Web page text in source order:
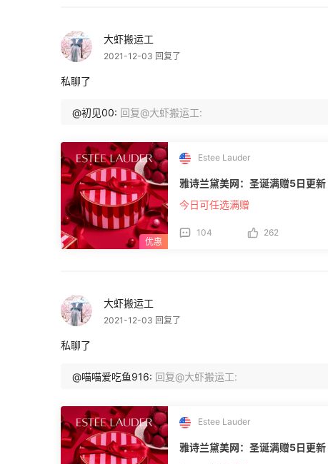
大虾搬运工
2021-12-03 回复了
私聊了
@初见00: 回复@大虾搬运工:
Estee Lauder
雅诗兰黛美网：圣诞满赠5日更新
今日可任选满赠
104 262
大虾搬运工
2021-12-03 回复了
私聊了
@喵喵爱吃鱼916: 回复@大虾搬运工:
Estee Lauder
雅诗兰黛美网：圣诞满赠5日更新